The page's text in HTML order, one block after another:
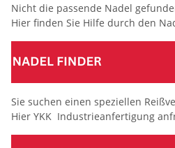
Nicht die passende Nadel
Hier finden Sie Hilfe durch den
Sie suchen einen speziellen
Hier YKK Industrieanfertigung